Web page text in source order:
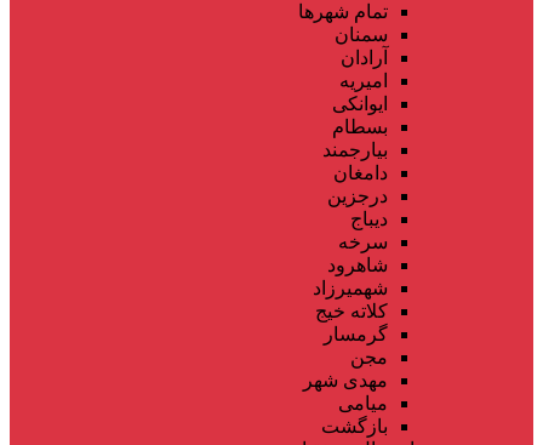
تمام شهر‌ها
سمنان
آرادان
امیریه
ایوانکی
بسطام
بیارجمند
دامغان
درجزین
دیباج
سرخه
شاهرود
شهمیرزاد
کلاته خیج
گرمسار
مجن
مهدی شهر
میامی
بازگشت